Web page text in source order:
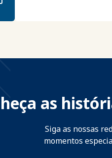
as
Siga as nossas
momentos